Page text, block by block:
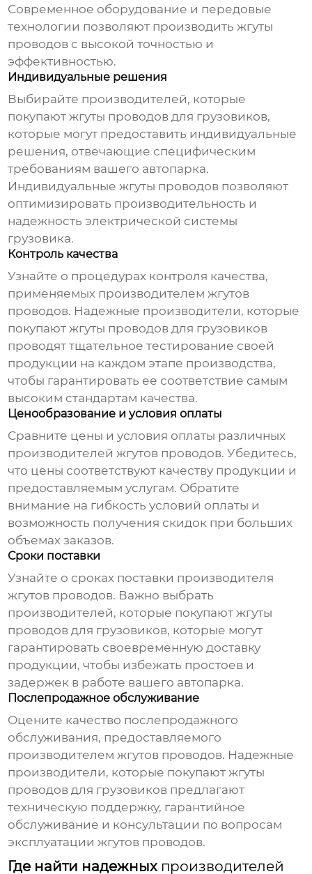
Современное оборудование и передовые
технологии позволяют производить жгуты
проводов с высокой точностью и
эффективностью.
Индивидуальные решения
Выбирайте производителей, которые
покупают жгуты проводов для грузовиков,
которые могут предоставить индивидуальные
решения, отвечающие специфическим
требованиям вашего автопарка.
Индивидуальные жгуты проводов позволяют
оптимизировать производительность и
надежность электрической системы
грузовика.
Контроль качества
Узнайте о процедурах контроля качества,
применяемых производителем жгутов
проводов. Надежные производители, которые
покупают жгуты проводов для грузовиков
проводят тщательное тестирование своей
продукции на каждом этапе производства,
чтобы гарантировать ее соответствие самым
высоким стандартам качества.
Ценообразование и условия оплаты
Сравните цены и условия оплаты различных
производителей жгутов проводов. Убедитесь,
что цены соответствуют качеству продукции и
предоставляемым услугам. Обратите
внимание на гибкость условий оплаты и
возможность получения скидок при больших
объемах заказов.
Сроки поставки
Узнайте о сроках поставки производителя
жгутов проводов. Важно выбрать
производителей, которые покупают жгуты
проводов для грузовиков, которые могут
гарантировать своевременную доставку
продукции, чтобы избежать простоев и
задержек в работе вашего автопарка.
Послепродажное обслуживание
Оцените качество послепродажного
обслуживания, предоставляемого
производителем жгутов проводов. Надежные
производители, которые покупают жгуты
проводов для грузовиков предлагают
техническую поддержку, гарантийное
обслуживание и консультации по вопросам
эксплуатации жгутов проводов.
Где найти надежных производителей